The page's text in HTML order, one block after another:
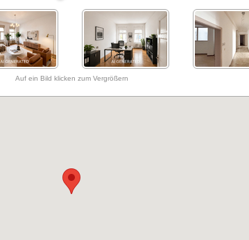
Auf ein Bild klicken zum Vergrößern